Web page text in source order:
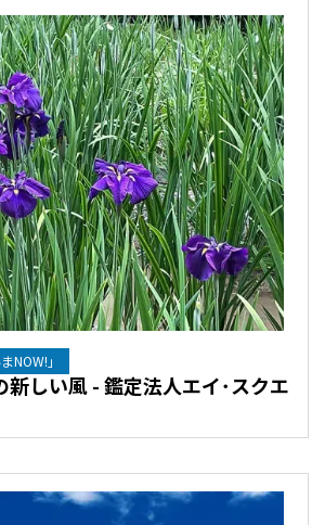
NOW!」
新しい風 - 鑑定法人エイ･スクエ